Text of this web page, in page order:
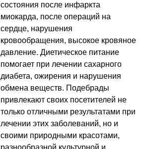
состояния после инфаркта
миокарда, после операций на
сердце, нарушения
кровообращения, высокое кровяное
давление. Диетическое питание
помогает при лечении сахарного
диабета, ожирения и нарушения
обмена веществ. Подебрады
привлекают своих посетителей не
только отличными результатами при
лечении этих заболеваний, но и
своими природными красотами,